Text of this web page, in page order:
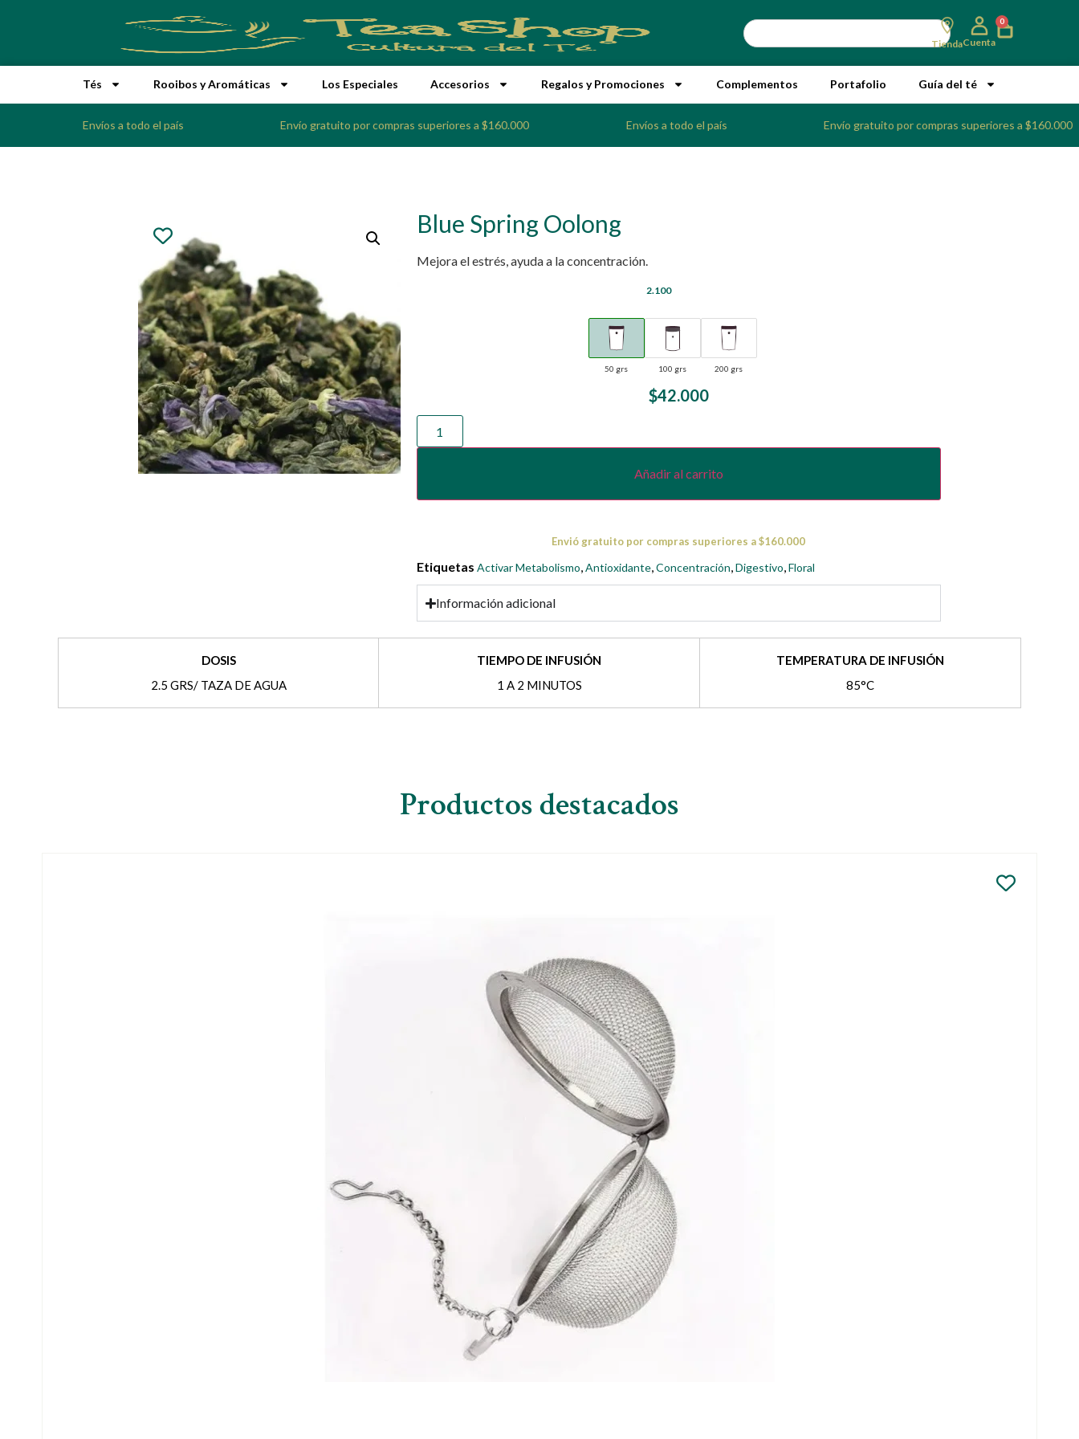
TiendaCuenta
0
Tés Rooibos y Aromáticas Los Especiales Accesorios Regalos y Promociones Complementos Portafolio Guía del té
Envíos a todo el país Envío gratuito por compras superiores a $160.000 Envíos a todo el país Envío gratuito por compras superiores a $160.000
Blue Spring Oolong
Mejora el estrés, ayuda a la concentración.
2.100
50 grs 100 grs 200 grs
$42.000
Añadir al carrito
Envió gratuito por compras superiores a $160.000
Etiquetas Activar Metabolismo,Antioxidante,Concentración,Digestivo,Floral
Información adicional
DOSIS
2.5 GRS/ TAZA DE AGUA
TIEMPO DE INFUSIÓN
1 A 2 MINUTOS
TEMPERATURA DE INFUSIÓN
85°C
Productos destacados